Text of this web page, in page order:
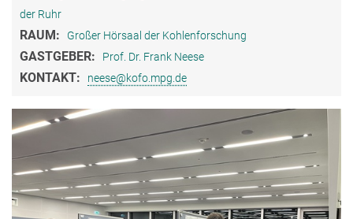
der Ruhr
RAUM: Großer Hörsaal der Kohlenforschung
GASTGEBER: Prof. Dr. Frank Neese
KONTAKT: neese@kofo.mpg.de